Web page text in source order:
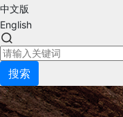
中文版
English
搜索